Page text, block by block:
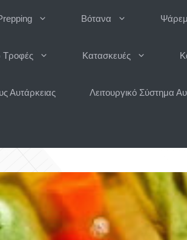
Βότανα
Τροφές Κατασκευές
Αυτάρκειας Λειτουργικό Σύστημα